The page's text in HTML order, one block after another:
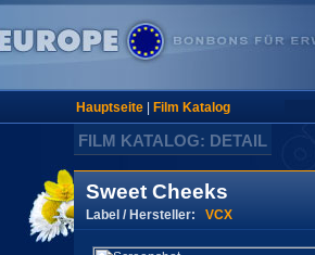
Hauptseite| Film Katalog
FILM KATALOG: DETAIL
Sweet Cheeks
Label / Hersteller: VCX